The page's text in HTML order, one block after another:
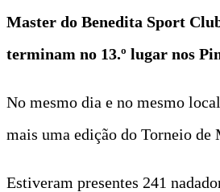
Master do Benedita Sport
terminam no 13.º lugar nos
No mesmo dia e no mesmo
mais uma edição do Torneio de
Estiveram presentes 241